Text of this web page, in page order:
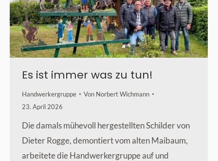
Es ist immer was zu tun!
Handwerkergruppe Von Norbert Wichmann
23. April 2026
Die damals mühevoll hergestellten Schilder von
Dieter Rogge, demontiert vom alten Maibaum,
arbeitete die Handwerkergruppe auf und